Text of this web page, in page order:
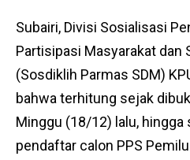
Subairi, Divisi Sosialisasi
Partisipasi Masyarakat dan
(Sosdiklih Parmas SDM)
bahwa terhitung sejak
Minggu (18/12) lalu, hingga
pendaftar calon PPS